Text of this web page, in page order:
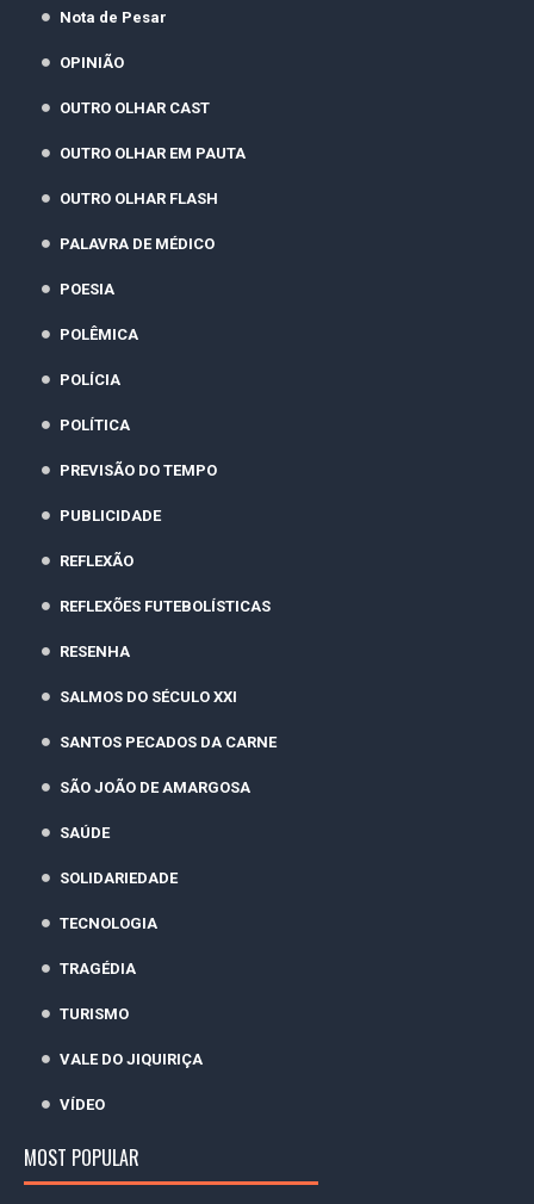
Nota de Pesar
OPINIÃO
OUTRO OLHAR CAST
OUTRO OLHAR EM PAUTA
OUTRO OLHAR FLASH
PALAVRA DE MÉDICO
POESIA
POLÊMICA
POLÍCIA
POLÍTICA
PREVISÃO DO TEMPO
PUBLICIDADE
REFLEXÃO
REFLEXÕES FUTEBOLÍSTICAS
RESENHA
SALMOS DO SÉCULO XXI
SANTOS PECADOS DA CARNE
SÃO JOÃO DE AMARGOSA
SAÚDE
SOLIDARIEDADE
TECNOLOGIA
TRAGÉDIA
TURISMO
VALE DO JIQUIRIÇA
VÍDEO
MOST POPULAR